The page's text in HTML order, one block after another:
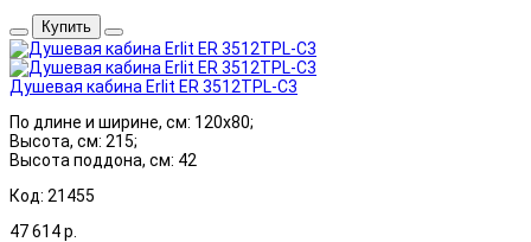
Купить
Душевая кабина Erlit ER 3512TPL-C3
По длине и ширине, см: 120x80;
Высота, см: 215;
Высота поддона, см: 42
Код: 21455
47 614р.